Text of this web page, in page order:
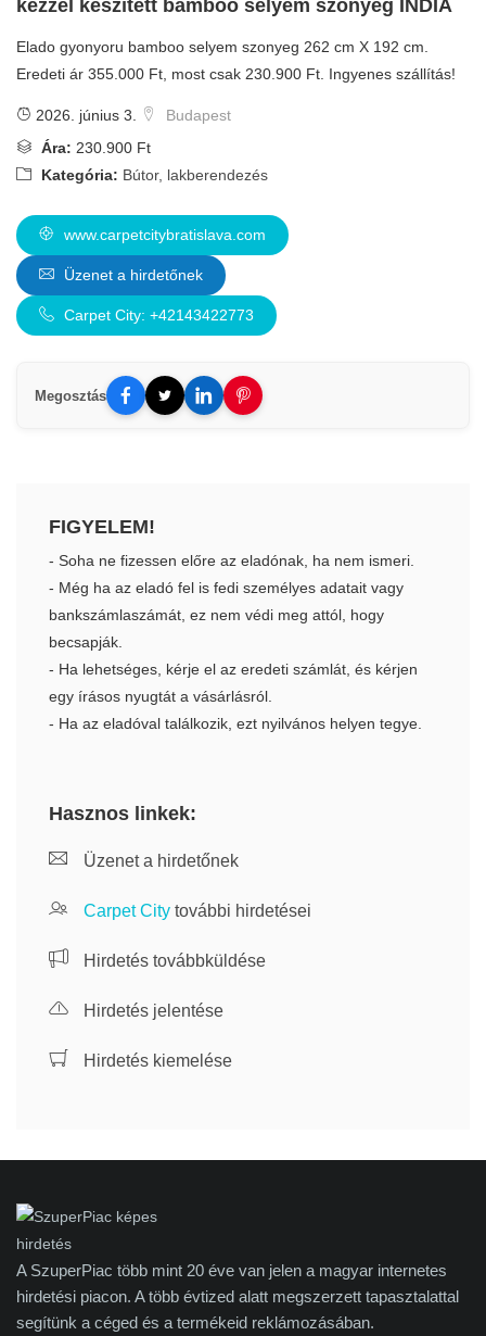
kézzel készített bamboo selyem szőnyeg INDIA
Elado gyonyoru bamboo selyem szonyeg 262 cm X 192 cm.
Eredeti ár 355.000 Ft, most csak 230.900 Ft. Ingyenes szállítás!
2026. június 3.
Budapest
Ára: 230.900 Ft
Kategória: Bútor, lakberendezés
www.carpetcitybratislava.com
Üzenet a hirdetőnek
Carpet City: +42143422773
Megosztás
FIGYELEM!
- Soha ne fizessen előre az eladónak, ha nem ismeri.
- Még ha az eladó fel is fedi személyes adatait vagy
bankszámlaszámát, ez nem védi meg attól, hogy
becsapják.
- Ha lehetséges, kérje el az eredeti számlát, és kérjen
egy írásos nyugtát a vásárlásról.
- Ha az eladóval találkozik, ezt nyilvános helyen tegye.
Hasznos linkek:
Üzenet a hirdetőnek
Carpet City további hirdetései
Hirdetés továbbküldése
Hirdetés jelentése
Hirdetés kiemelése
A SzuperPiac több mint 20 éve van jelen a magyar internetes
hirdetési piacon. A több évtized alatt megszerzett tapasztalattal
segítünk a céged és a termékeid reklámozásában.